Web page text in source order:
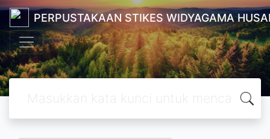
PERPUSTAKAAN STIKES WIDYAGAMA